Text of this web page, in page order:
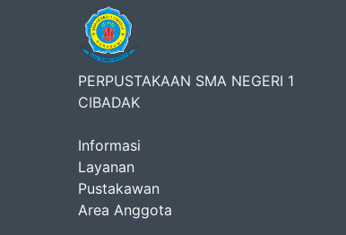
PERPUSTAKAAN SMA NEGERI 1
CIBADAK
Informasi
Layanan
Pustakawan
Area Anggota